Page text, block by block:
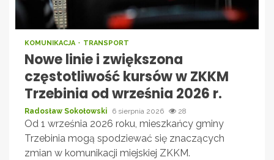
KOMUNIKACJA TRANSPORT
Nowe linie i zwiększona
częstotliwość kursów w ZKKM
Trzebinia od września 2026 r.
Radosław Sokołowski 6 sierpnia 2026 28
Od 1 września 2026 roku, mieszkańcy gminy
Trzebinia mogą spodziewać się znaczących
zmian w komunikacji miejskiej ZKKM.